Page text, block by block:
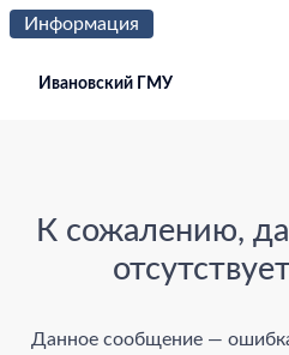
Информация
Ивановский ГМУ
К сожалению,
Данное сообщение —